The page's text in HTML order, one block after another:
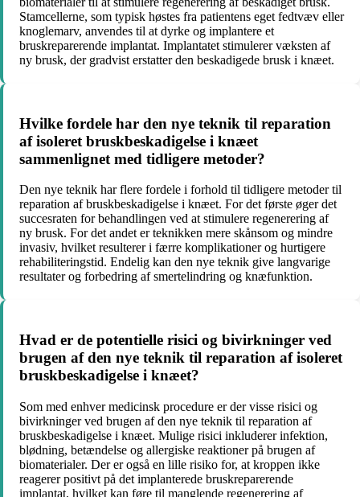
Stamcellerne, som typisk høstes fra patientens eget fedtvæv eller
knoglemarv, anvendes til at dyrke og implantere et
bruskreparerende implantat. Implantatet stimulerer væksten af
ny brusk, der gradvist erstatter den beskadigede brusk i knæet.
Hvilke fordele har den nye teknik til reparation
af isoleret bruskbeskadigelse i knæet
sammenlignet med tidligere metoder?
Den nye teknik har flere fordele i forhold til tidligere metoder til
reparation af bruskbeskadigelse i knæet. For det første øger det
succesraten for behandlingen ved at stimulere regenerering af
ny brusk. For det andet er teknikken mere skånsom og mindre
invasiv, hvilket resulterer i færre komplikationer og hurtigere
rehabiliteringstid. Endelig kan den nye teknik give langvarige
resultater og forbedring af smertelindring og knæfunktion.
Hvad er de potentielle risici og bivirkninger ved
brugen af den nye teknik til reparation af isoleret
bruskbeskadigelse i knæet?
Som med enhver medicinsk procedure er der visse risici og
bivirkninger ved brugen af den nye teknik til reparation af
bruskbeskadigelse i knæet. Mulige risici inkluderer infektion,
blødning, betændelse og allergiske reaktioner på brugen af
biomaterialer. Der er også en lille risiko for, at kroppen ikke
reagerer positivt på det implanterede bruskreparerende
implantat, hvilket kan føre til manglende regenerering af